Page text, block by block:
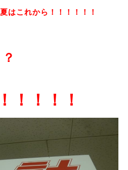
はこれから！！！！！！
！！！！